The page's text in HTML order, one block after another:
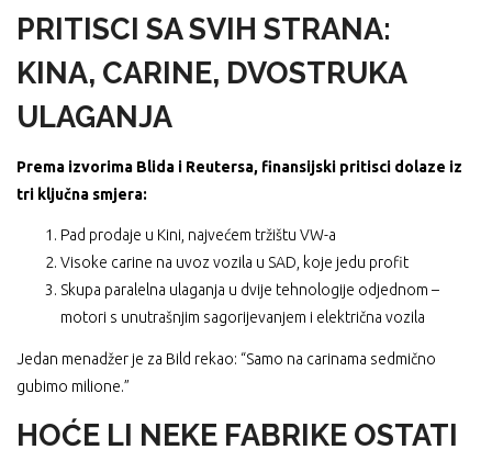
PRITISCI SA SVIH STRANA:
KINA, CARINE, DVOSTRUKA
ULAGANJA
Prema izvorima Blida i Reutersa, finansijski pritisci dolaze iz
tri ključna smjera:
Pad prodaje u Kini, najvećem tržištu VW-a
Visoke carine na uvoz vozila u SAD, koje jedu profit
Skupa paralelna ulaganja u dvije tehnologije odjednom –
motori s unutrašnjim sagorijevanjem i električna vozila
Jedan menadžer je za Bild rekao: “Samo na carinama sedmično
gubimo milione.”
HOĆE LI NEKE FABRIKE OSTATI